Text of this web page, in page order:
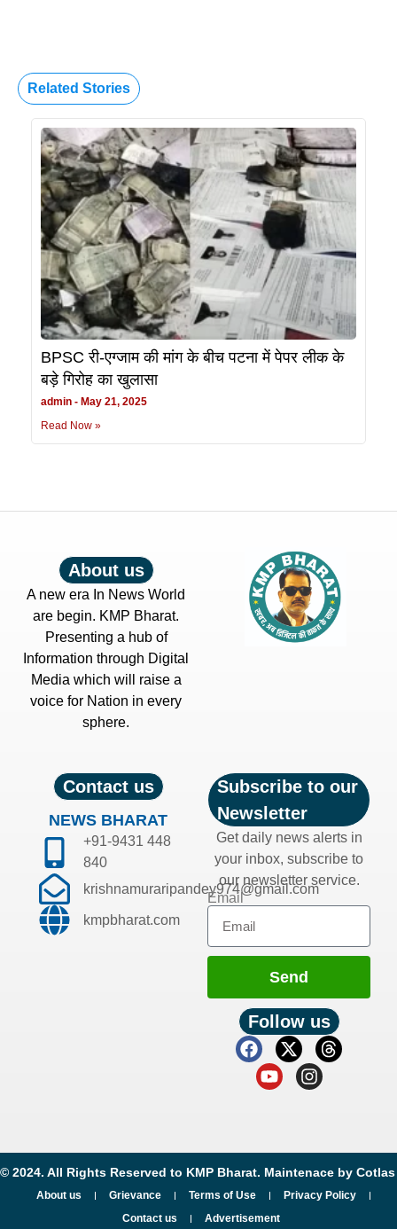
Related Stories
BPSC री-एग्जाम की मांग के बीच पटना में पेपर लीक के
बड़े गिरोह का खुलासा
admin
May 21, 2025
Read Now »
About us
A new era In News World
are begin. KMP Bharat.
Presenting a hub of
Information through Digital
Media which will raise a
voice for Nation in every
sphere.
Contact us
NEWS BHARAT
+91-9431 448
840
krishnamuraripandey974@gmail.com
kmpbharat.com
Subscribe to our
Newsletter
Get daily news alerts in
your inbox, subscribe to
our newsletter service.
Email
Send
Follow us
© 2024. All Rights Reserved to KMP Bharat. Maintenace by Cotlas
About us Grievance Terms of Use
Privacy Policy
Contact us
Advertisement